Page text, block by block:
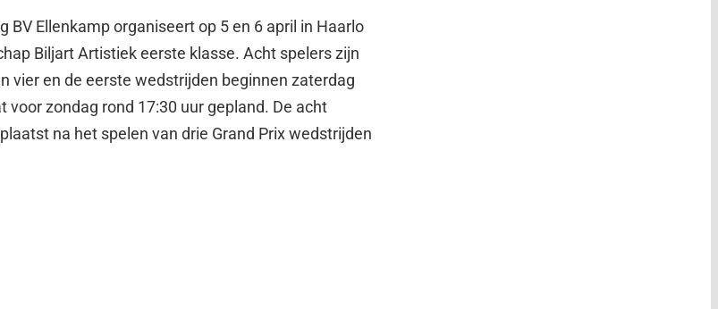
BV Ellenkamp organiseert op 5 en 6 april in Haarlo
Biljart Artistiek eerste klasse. Acht spelers zijn
vier en de eerste wedstrijden beginnen zaterdag
voor zondag rond 17:30 uur gepland. De acht
na het spelen van drie Grand Prix wedstrijden